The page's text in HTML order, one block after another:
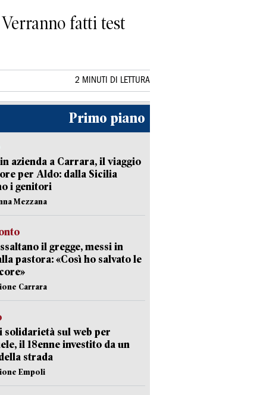
fatti test
2 MINUTI DI LETTURA
Primo piano
azienda a Carrara, il viaggio
per Aldo: dalla Sicilia
i genitori
Mezzana
il gregge, messi in
pastora: «Così ho salvato le
Carrara
solidarietà sul web per
il 18enne investito da un
strada
Empoli